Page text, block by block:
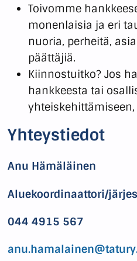
Toivomme
monenlaisia ja eri
nuoria, perheitä,
päättäjiä.
Kiinnostuitko? Jos
hankkeesta tai
Yhteystiedot
Anu Hämäläinen
Aluekoordinaattori/
044 4915 567